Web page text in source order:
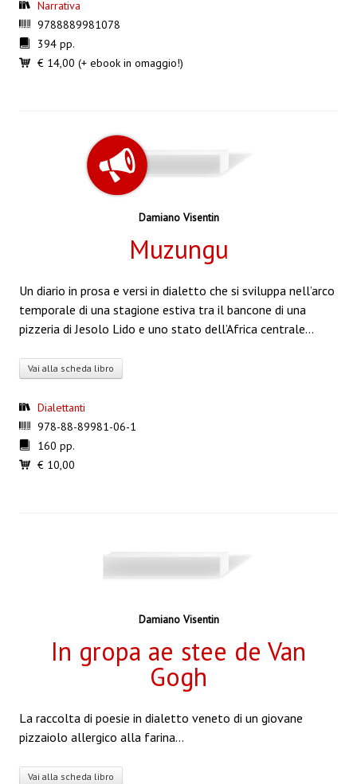
Narrativa
9788889981078
394 pp.
€ 14,00 (+ ebook in omaggio!)
Damiano Visentin
Muzungu
Un diario in prosa e versi in dialetto che si sviluppa nell’arco
temporale di una stagione estiva tra il bancone di una
pizzeria di Jesolo Lido e uno stato dell’Africa centrale…
Vai alla scheda libro
Dialettanti
978-88-89981-06-1
160 pp.
€ 10,00
Damiano Visentin
In gropa ae stee de Van
Gogh
La raccolta di poesie in dialetto veneto di un giovane
pizzaiolo allergico alla farina…
Vai alla scheda libro